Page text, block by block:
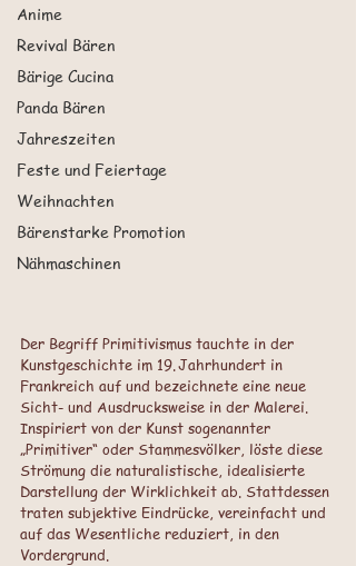
Anime
Revival Bären
Bärige Cucina
Panda Bären
Jahreszeiten
Feste und Feiertage
Weihnachten
Bärenstarke Promotion
Nähmaschinen
Der Begriff Primitivismus tauchte in der
Kunstgeschichte im 19. Jahrhundert in
Frankreich auf und bezeichnete eine neue
Sicht- und Ausdrucksweise in der Malerei.
Inspiriert von der Kunst sogenannter
„Primitiver“ oder Stammesvölker, löste diese
Strömung die naturalistische, idealisierte
Darstellung der Wirklichkeit ab. Stattdessen
traten subjektive Eindrücke, vereinfacht und
auf das Wesentliche reduziert, in den
Vordergrund.